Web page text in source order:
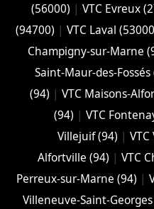
(56000) | VTC Evreux
(94700) | VTC Laval
Champigny-sur-Marne
Saint-Maur-des-Fossés
(94) |VTC Maisons-
(94) | VTC
Villejuif (94) |
Alfortville (94) | VTC
Perreux-sur-Marne (94) |
Villeneuve-Saint-